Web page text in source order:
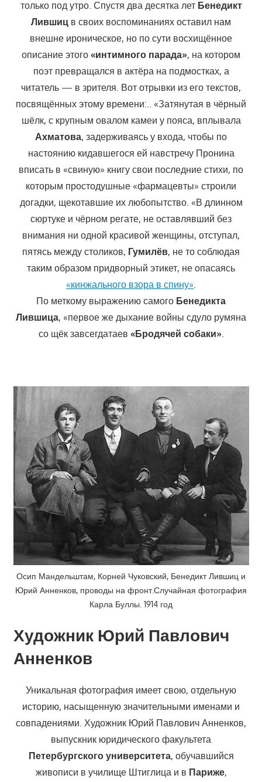
только под утро. Спустя два десятка лет Бенедикт
Лившиц в своих воспоминаниях оставил нам
внешне ироническое, но по сути восхищённое
описание этого «интимного парада», на котором
поэт превращался в актёра на подмостках, а
читатель — в зрителя. Вот отрывки из его текстов,
посвящённых этому времени:.. «Затянутая в чёрный
шёлк, с крупным овалом камеи у пояса, вплывала
Ахматова, задерживаясь у входа, чтобы по
настоянию кидавшегося ей навстречу Пронина
вписать в «свиную» книгу свои последние стихи, по
которым простодушные «фармацевты» строили
догадки, щекотавшие их любопытство. «В длинном
сюртуке и чёрном регате, не оставлявший без
внимания ни одной красивой женщины, отступал,
пятясь между столиков, Гумилёв, не то соблюдая
таким образом придворный этикет, не опасаясь
«кинжального взора в спину».
По меткому выражению самого Бенедикта
Лившица, «первое же дыхание войны сдуло румяна
со щёк завсегдатаев «Бродячей собаки».
Осип Мандельштам, Корней Чуковский, Бенедикт Лившиц и
Юрий Анненков, проводы на фронт.Случайная фотография
Карла Буллы. 1914 год
Художник Юрий Павлович
Анненков
Уникальная фотография имеет свою, отдельную
историю, насыщенную значительными именами и
совпадениями. Художник Юрий Павлович Анненков,
выпускник юридического факультета
Петербургского университета, обучавшийся
живописи в училище Штиглица и в Париже,